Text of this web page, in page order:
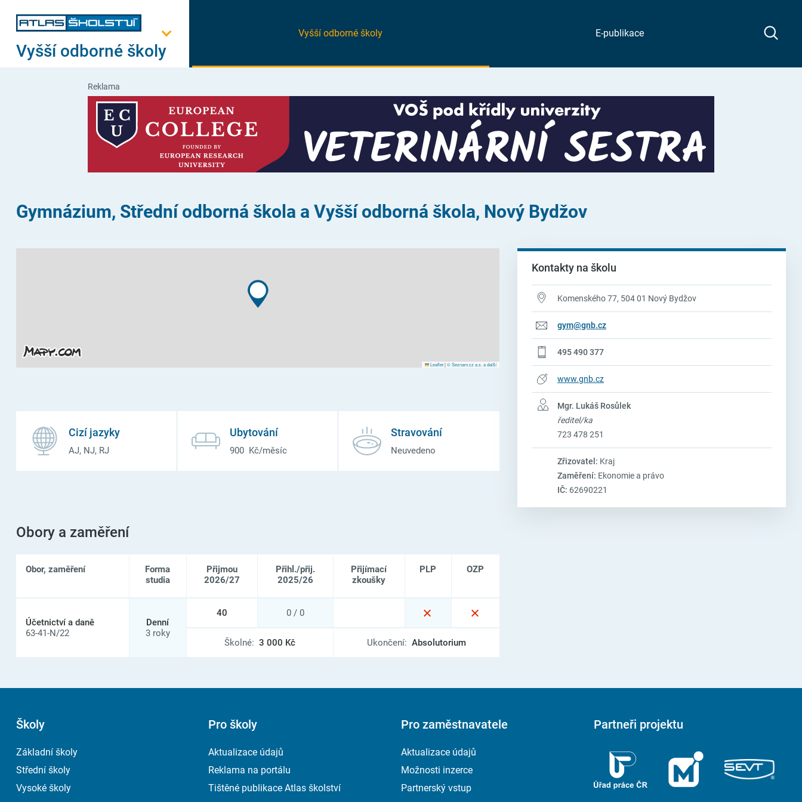
Vyšší odborné školy
Vyšší odborné školy E-publikace
Reklama
Gymnázium, Střední odborná škola a Vyšší odborná škola, Nový Bydžov
Kontakty na školu
Komenského 77, 504 01 Nový Bydžov
gym@gnb.cz
495 490 377
www.gnb.cz
Mgr. Lukáš Rosůlek
ředitel/ka
723 478 251
Zřizovatel: Kraj
Zaměření: Ekonomie a právo
IČ: 62690221
Leaflet|© Seznam.cz a.s. a další
Cizí jazyky
AJ, NJ, RJ
Ubytování
900 Kč/měsíc
Stravování
Neuvedeno
Obory a zaměření
zaměření
škola
odborná
škola,
Bydžov
Obor, zaměření
Forma
studia
Přijmou
2026/27
Přihl./přij.
2025/26
Přijímací
zkoušky
PLP OZP
Účetnictví a daně
63-41-N/22
Denní
3 roky
40 0 / 0
Školné: 3 000 Kč Ukončení: Absolutorium
Školy
Základní školy
Střední školy
Vysoké školy
Pro školy
Aktualizace údajů
Reklama na portálu
Tištěné publikace Atlas školství
Pro zaměstnavatele
Aktualizace údajů
Možnosti inzerce
Partnerský vstup
Partneři projektu